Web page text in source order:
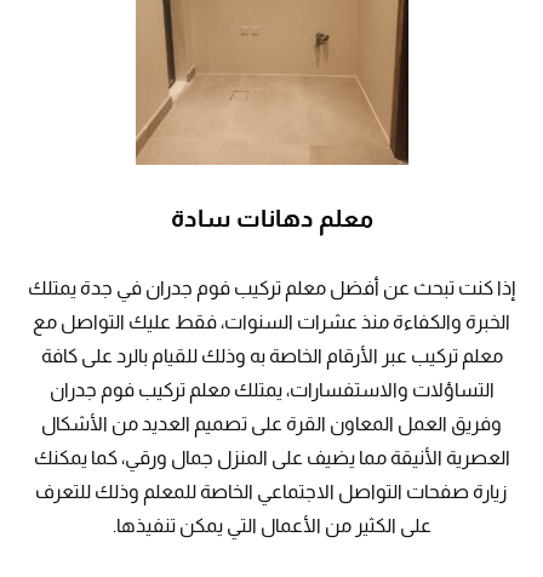
معلم دهانات سادة
إذا كنت تبحث عن أفضل معلم تركيب فوم جدران في جدة يمتلك
الخبرة والكفاءة منذ عشرات السنوات، فقط عليك التواصل مع
معلم تركيب عبر الأرقام الخاصة به وذلك للقيام بالرد على كافة
التساؤلات والاستفسارات، يمتلك معلم تركيب فوم جدران
وفريق العمل المعاون القرة على تصميم العديد من الأشكال
العصرية الأنيقة مما يضيف على المنزل جمال ورقي، كما يمكنك
زيارة صفحات التواصل الاجتماعي الخاصة للمعلم وذلك للتعرف
على الكثير من الأعمال التي يمكن تنفيذها.